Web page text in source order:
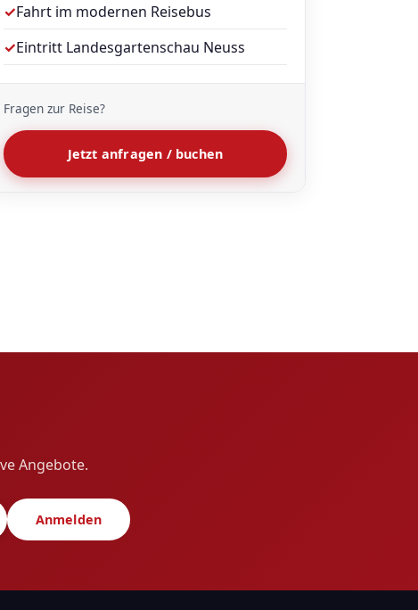
✓Fahrt im modernen Reisebus
✓Eintritt Landesgartenschau Neuss
Fragen zur Reise?
Jetzt anfragen / buchen
Angebote.
Anmelden